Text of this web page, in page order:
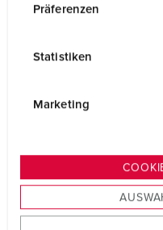
s
u
Präferenzen
Statistiken
Marketing